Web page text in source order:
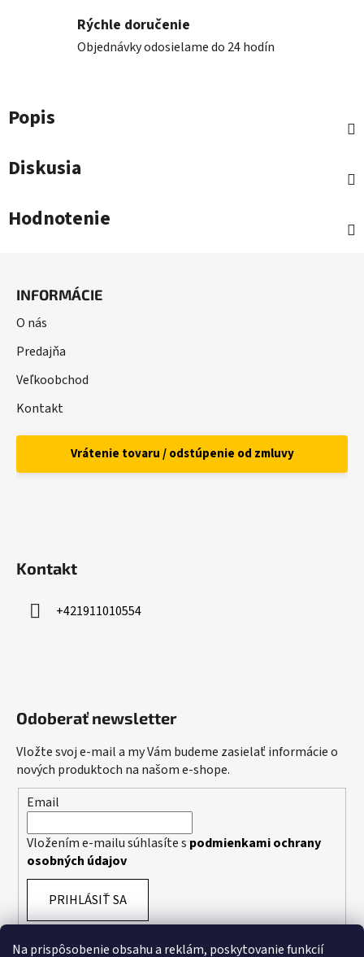
Na prispôsobenie obsahu a reklám, poskytovanie funkcií
Rýchle doručenie
Objednávky odosielame do 24 hodín
Popis
Diskusia
Hodnotenie
INFORMÁCIE
O nás
Predajňa
Veľkoobchod
Kontakt
Vrátenie tovaru / odstúpenie od zmluvy
Kontakt
+421911010554
Odoberať newsletter
Vložte svoj e-mail a my Vám budeme zasielať informácie o
nových produktoch na našom e-shope.
Email
Vložením e-mailu súhlasíte s podmienkami ochrany
osobných údajov
PRIHLÁSIŤ SA